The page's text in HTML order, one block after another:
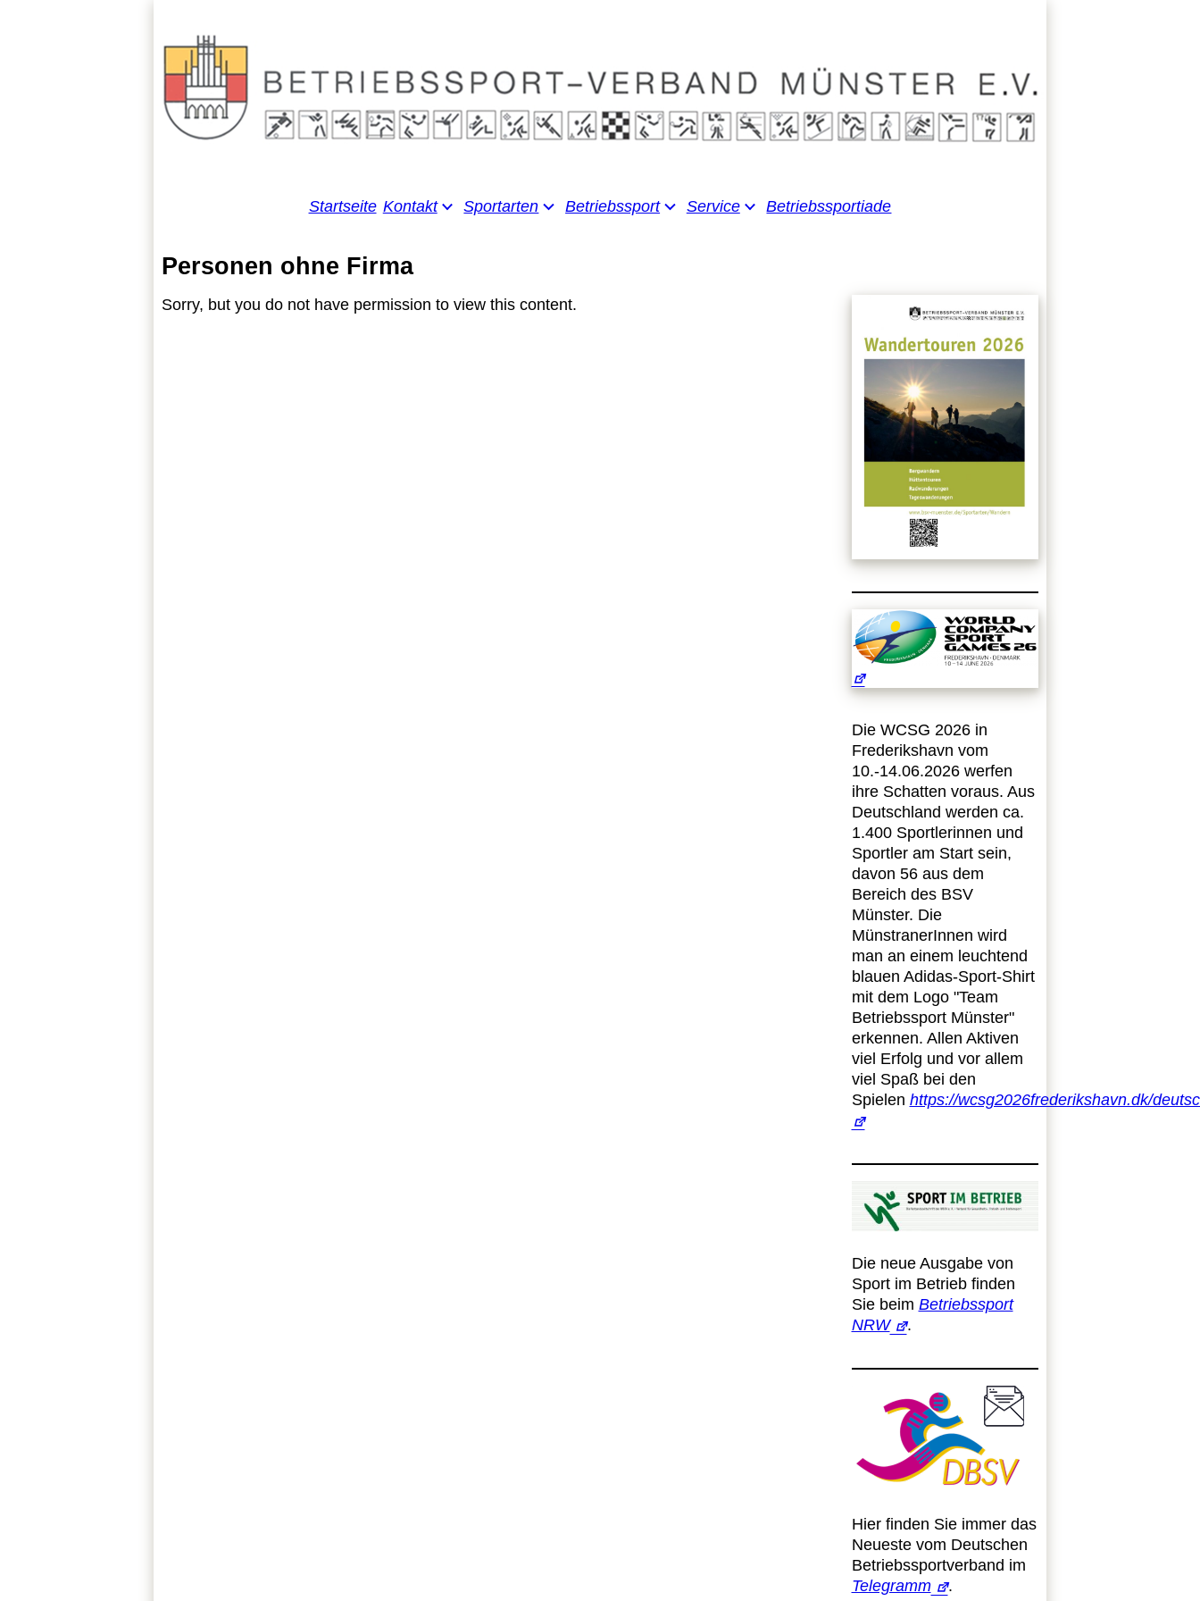
Startseite Kontakt Sportarten Betriebssport Service Betriebssportiade
Personen ohne Firma
Sorry, but you do not have permission to view this content.
Die WCSG 2026 in
Frederikshavn vom
10.-14.06.2026 werfen
ihre Schatten voraus. Aus
Deutschland werden ca.
1.400 Sportlerinnen und
Sportler am Start sein,
davon 56 aus dem
Bereich des BSV
Münster. Die
MünstranerInnen wird
man an einem leuchtend
blauen Adidas-Sport-Shirt
mit dem Logo "Team
Betriebssport Münster"
erkennen. Allen Aktiven
viel Erfolg und vor allem
viel Spaß bei den
Spielen https://wcsg2026frederikshavn.dk/
Die neue Ausgabe von
Sport im Betrieb finden
Sie beim Betriebssport
NRW
.
Hier finden Sie immer das
Neueste vom Deutschen
Betriebssportverband im
Telegramm
.